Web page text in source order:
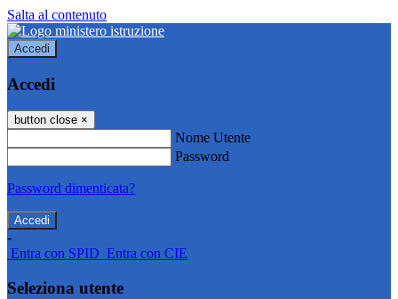
Salta al contenuto
Accedi
Accedi
button close ×
Nome Utente
Password
Password dimenticata?
-
Entra con SPID Entra con CIE
Seleziona utente